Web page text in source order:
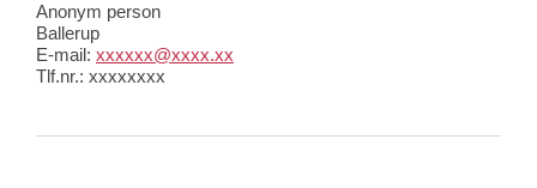
Anonym person
Ballerup
E-mail: xxxxxx@xxxx.xx
Tlf.nr.: xxxxxxxx